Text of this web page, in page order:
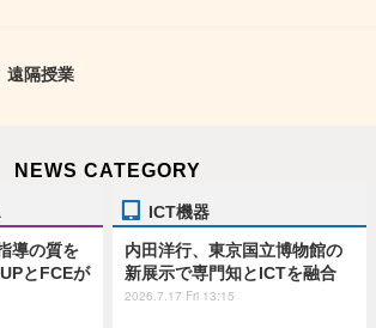
遠隔授業
NEWS CATEGORY
導の質を
とFCEが
ICT機器
内田洋行、東京国立博物館の
新展示で専門知とICTを融合
2026.7.17 Fri 13:15